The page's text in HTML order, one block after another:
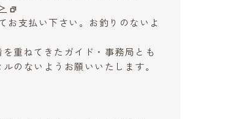
お支払い下さい。お釣りのないよ
重ねてきたガイド・事務局とも
のないようお願いいたします。